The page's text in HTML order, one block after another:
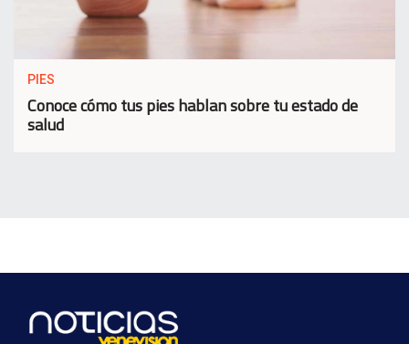
PIES
Conoce cómo tus pies hablan sobre tu estado de
salud